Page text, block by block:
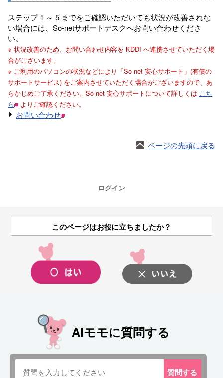
ステップ 1 ～ 5 までをご確認いただいても状況が改善されな
い場合には、So-netサポートデスクへお問い合わせくださ
い。
※ 状況改善のため、お問い合わせ内容を KDDI へ連携させていただく場
合がございます。
※ ご利用のパソコンの状況などにより「So-net 安心サポート」(有償の
サポートサービス) をご案内させていただく場合がございますので、あ
らかじめご了承ください。So-net 安心サポートについて詳しくは こち
ら
よりご確認ください。
お問い合わせ
ページの先頭に戻る
ログイン
このページはお役に立ちましたか？
AIモモに質問する
質問する